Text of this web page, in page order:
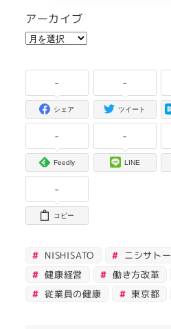
アーカイブ
-
シェア
-
ツイート
-
Feedly
-
LINE
-
コピー
NISHISATO ニシサトー
健康経営
働き方改革
従業員の健康
東京都